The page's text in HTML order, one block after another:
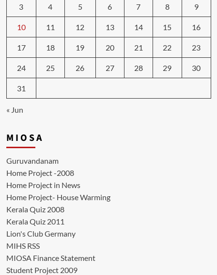
3 4 5 6 7 8 9
10 11 12 13 14 15 16
17 18 19 20 21 22 23
24 25 26 27 28 29 30
31
« Jun
M I O S A
Guruvandanam
Home Project -2008
Home Project in News
Home Project- House Warming
Kerala Quiz 2008
Kerala Quiz 2011
Lion's Club Germany
MIHS RSS
MIOSA Finance Statement
Student Project 2009